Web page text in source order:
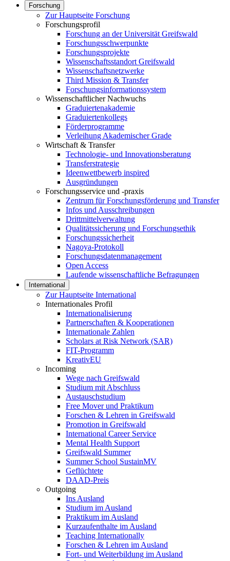
Forschung
Zur Hauptseite Forschung
Forschungsprofil
Forschung an der Universität Greifswald
Forschungsschwerpunkte
Forschungsprojekte
Wissenschaftsstandort Greifswald
Wissenschaftsnetzwerke
Third Mission & Transfer
Forschungsinformationssystem
Wissenschaftlicher Nachwuchs
Graduiertenakademie
Graduiertenkollegs
Förderprogramme
Verleihung Akademischer Grade
Wirtschaft & Transfer
Technologie- und Innovationsberatung
Transferstrategie
Ideenwettbewerb inspired
Ausgründungen
Forschungsservice und -praxis
Zentrum für Forschungsförderung und Transfer
Infos und Ausschreibungen
Drittmittelverwaltung
Qualitätssicherung und Forschungsethik
Forschungssicherheit
Nagoya-Protokoll
Forschungsdatenmanagement
Open Access
Laufende wissenschaftliche Befragungen
International
Zur Hauptseite International
Internationales Profil
Internationalisierung
Partnerschaften & Kooperationen
Internationale Zahlen
Scholars at Risk Network (SAR)
FIT-Programm
KreativEU
Incoming
Wege nach Greifswald
Studium mit Abschluss
Austauschstudium
Free Mover und Praktikum
Forschen & Lehren in Greifswald
Promotion in Greifswald
International Career Service
Mental Health Support
Greifswald Summer
Summer School SustainMV
Geflüchtete
DAAD-Preis
Outgoing
Ins Ausland
Studium im Ausland
Praktikum im Ausland
Kurzaufenthalte im Ausland
Teaching Internationally
Forschen & Lehren im Ausland
Fort- und Weiterbildung im Ausland